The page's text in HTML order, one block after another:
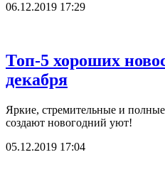
06.12.2019 17:29
Топ-5 хороших
декабря
Яркие, стремительные и
создают новогодний уют!
05.12.2019 17:04